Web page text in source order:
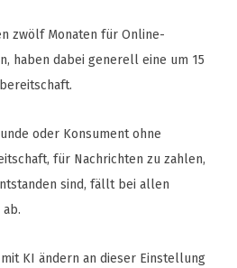
zwölf Monaten für Online-
haben dabei generell eine um 15
oder Konsument ohne
für Nachrichten zu zahlen,
sind, fällt bei allen
KI ändern an dieser Einstellung